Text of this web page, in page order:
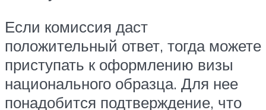
Если комиссия даст
положительный ответ, тогда можете
приступать к оформлению визы
национального образца. Для нее
понадобится подтверждение, что